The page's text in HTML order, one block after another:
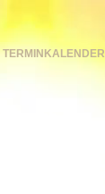
TERMINKALENDER